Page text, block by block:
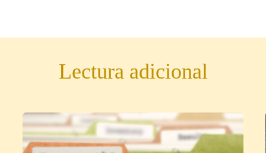
Lectura adicional